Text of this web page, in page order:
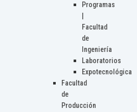
Programas
Facultad
de
Ingeniería
Laboratorios
Expotecnológica
Facultad
de
Producción